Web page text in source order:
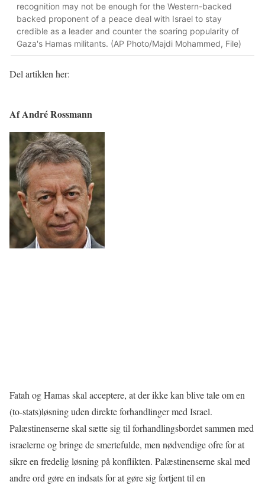
recognition may not be enough for the Western-backed
backed proponent of a peace deal with Israel to stay
credible as a leader and counter the soaring popularity of
Gaza's Hamas militants. (AP Photo/Majdi Mohammed, File)
Del artiklen her:
Af André Rossmann
Fatah og Hamas skal acceptere, at der ikke kan blive tale om en
(to-stats)løsning uden direkte forhandlinger med Israel.
Palæstinenserne skal sætte sig til forhandlingsbordet sammen med
israelerne og bringe de smertefulde, men nødvendige ofre for at
sikre en fredelig løsning på konflikten. Palæstinenserne skal med
andre ord gøre en indsats for at gøre sig fortjent til en